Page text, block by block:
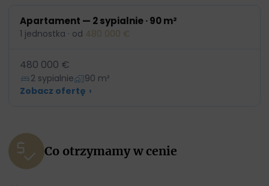
Apartament — 2 sypialnie · 90 m²
1 jednostka · od 480 000 €
480 000 €
2 sypialnie
90 m²
Zobacz ofertę ›
Co otrzymamy w cenie